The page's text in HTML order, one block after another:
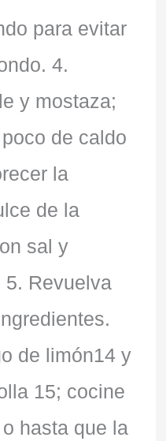
para evitar
4.
y mostaza;
de caldo
la
de la
sal y
5. Revuelva
de limón14 y
15; cocine
hasta que la